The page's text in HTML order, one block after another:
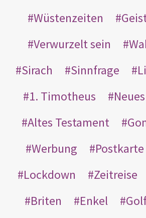
Wüstenzeiten
Verwurzelt sein
Sirach
Sinnfrage
1. Timotheus
Altes Testament
Werbung
Postkarte
Lockdown
Zeitreise
Briten
Enkel